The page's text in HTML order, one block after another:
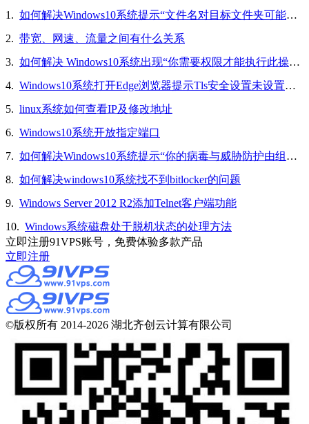
1. 如何解决Windows10系统提示“文件名对目标文件夹可能太长，你可以缩短文件名”的问题
2. 带宽、网速、流量之间有什么关系
3. 如何解决 Windows10系统出现“你需要权限才能执行此操作”的问题
4. Windows10系统打开Edge浏览器提示Tls安全设置未设置为默认设置的解决方法
5. linux系统如何查看IP及修改地址
6. Windows10系统开放指定端口
7. 如何解决Windows10系统提示“你的病毒与威胁防护由组织提供”的问题
8. 如何解决windows10系统找不到bitlocker的问题
9. Windows Server 2012 R2添加Telnet客户端功能
10. Windows系统磁盘处于脱机状态的处理方法
立即注册91VPS账号，免费体验多款产品
立即注册
©版权所有 2014-2026 湖北齐创云计算有限公司